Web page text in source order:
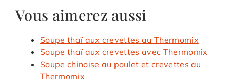
Vous aimerez aussi
Soupe thaï aux crevettes au Thermomix
Soupe thaï aux crevettes avec Thermomix
Soupe chinoise au poulet et crevettes au
Thermomix